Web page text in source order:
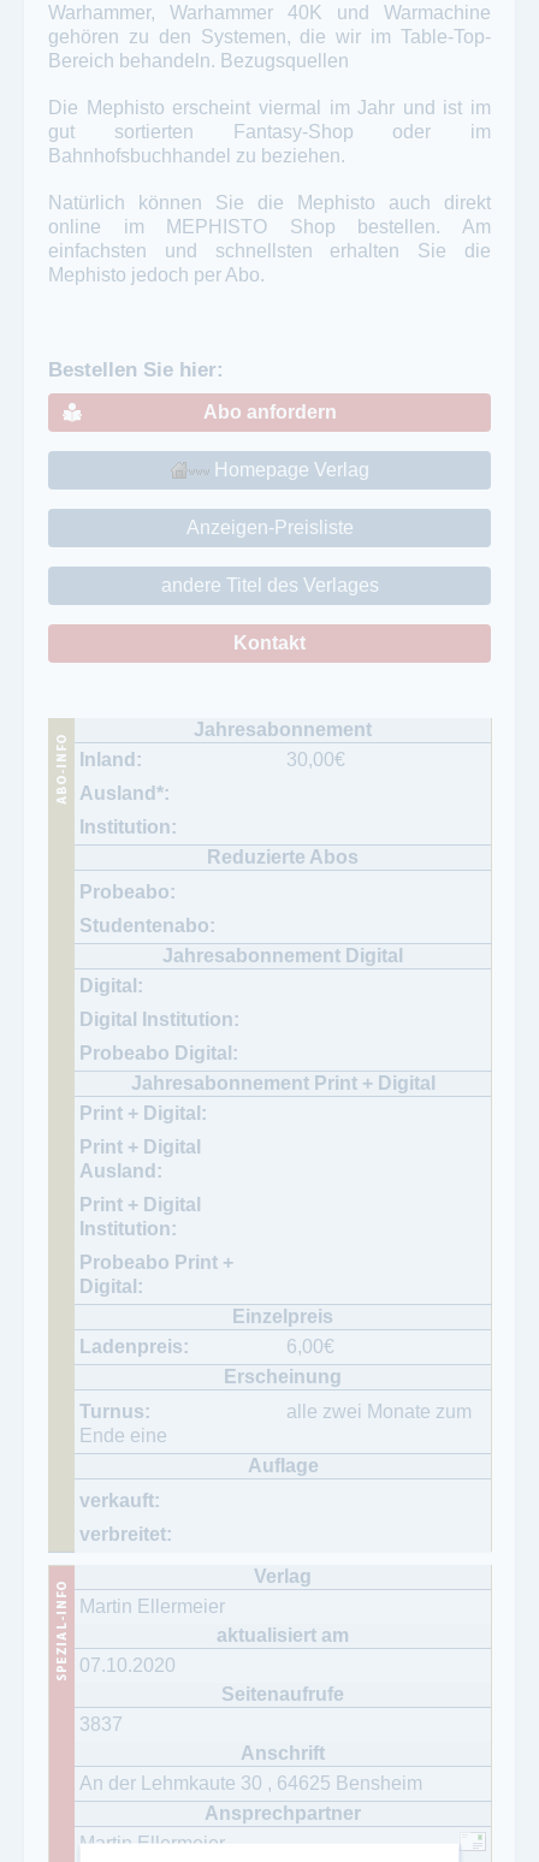
Warhammer, Warhammer 40K und Warmachine
gehören zu den Systemen, die wir im Table-Top-
Bereich behandeln. Bezugsquellen
Die Mephisto erscheint viermal im Jahr und ist im
gut sortierten Fantasy-Shop oder im
Bahnhofsbuchhandel zu beziehen.
Natürlich können Sie die Mephisto auch direkt
online im MEPHISTO Shop bestellen. Am
einfachsten und schnellsten erhalten Sie die
Mephisto jedoch per Abo.
Bestellen Sie hier:
Abo anfordern
Homepage Verlag
Anzeigen-Preisliste
andere Titel des Verlages
Kontakt
30,00€
6,00€
alle zwei Monate zum
Ende eine
Martin Ellermeier
07.10.2020
3837
An der Lehmkaute 30 , 64625 Bensheim
Martin Ellermeier